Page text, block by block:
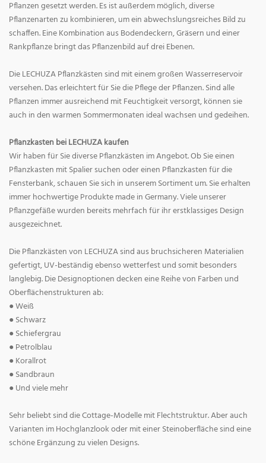
Pflanzen gesetzt werden. Es ist außerdem möglich, diverse
Pflanzenarten zu kombinieren, um ein abwechslungsreiches Bild zu
schaffen. Eine Kombination aus Bodendeckern, Gräsern und einer
Rankpflanze bringt das Pflanzenbild auf drei Ebenen.
Die LECHUZA Pflanzkästen sind mit einem großen Wasserreservoir
versehen. Das erleichtert für Sie die Pflege der Pflanzen. Sind alle
Pflanzen immer ausreichend mit Feuchtigkeit versorgt, können sie
auch in den warmen Sommermonaten ideal wachsen und gedeihen.
Pflanzkasten bei LECHUZA kaufen
Wir haben für Sie diverse Pflanzkästen im Angebot. Ob Sie einen
Pflanzkasten mit Spalier suchen oder einen Pflanzkasten für die
Fensterbank, schauen Sie sich in unserem Sortiment um. Sie erhalten
immer hochwertige Produkte made in Germany. Viele unserer
Pflanzgefäße wurden bereits mehrfach für ihr erstklassiges Design
ausgezeichnet.
Die Pflanzkästen von LECHUZA sind aus bruchsicheren Materialien
gefertigt, UV-beständig ebenso wetterfest und somit besonders
langlebig. Die Designoptionen decken eine Reihe von Farben und
Oberflächenstrukturen ab:
● Weiß
● Schwarz
● Schiefergrau
● Petrolblau
● Korallrot
● Sandbraun
● Und viele mehr
Sehr beliebt sind die Cottage-Modelle mit Flechtstruktur. Aber auch
Varianten im Hochglanzlook oder mit einer Steinoberfläche sind eine
schöne Ergänzung zu vielen Designs.